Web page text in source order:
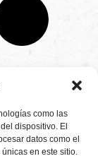
como las
dispositivo. El
datos como el
en este sitio.
legal
Política de
privacidad